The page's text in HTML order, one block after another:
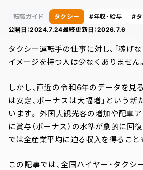
転職ガイド タクシー 年収・給与
公開日：2024.7.24最終更新日：2026.7.6
タクシー運転手の仕事に対し、「稼げな
イメージを持つ人は少なくありません。
しかし、直近の令和6年のデータを見
は安定、ボーナスは大幅増」という
います。 外国人観光客の増加や配車
に賞与（ボーナス）の水準が劇的に回
では全産業平均に迫る収入を得ること
この記事では、全国ハイヤー・タク